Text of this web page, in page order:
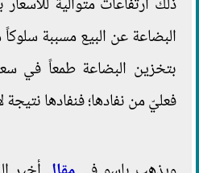
ذلك ارتفاعات متوالية
البضاعة عن البيع مسببة سلوكاً
بتخزين البضاعة طمعاً في
فعليّ من نفادها؛ فنفادها نتيجة